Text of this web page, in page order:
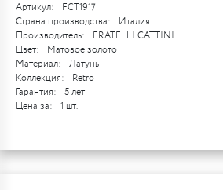
Артикул:
FCT1917
Страна производства:
Италия
Производитель:
FRATELLI CATTINI
Цвет:
Матовое золото
Материал:
Латунь
Коллекция:
Retro
Гарантия:
5 лет
Цена за:
1 шт.